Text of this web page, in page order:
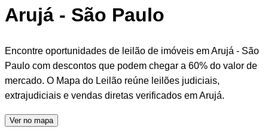
Arujá - São Paulo
Encontre oportunidades de leilão de imóveis em Arujá - São
Paulo com descontos que podem chegar a 60% do valor de
mercado. O Mapa do Leilão reúne leilões judiciais,
extrajudiciais e vendas diretas verificados em Arujá.
Ver no mapa